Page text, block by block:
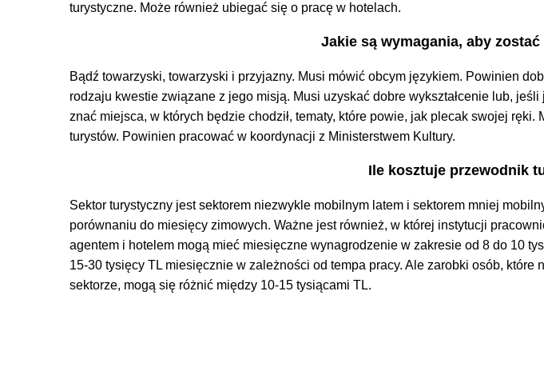
turystyczne. Może również ubiegać się o pracę w hotelach.
Jakie są wymagania, aby
Bądź towarzyski, towarzyski i przyjazny. Musi mówić obcym językiem. Powinien
rodzaju kwestie związane z jego misją. Musi uzyskać dobre wykształcenie lub,
znać miejsca, w których będzie chodził, tematy, które powie, jak plecak swojej
turystów. Powinien pracować w koordynacji z Ministerstwem Kultury.
Ile kosztuje przewodnik
Sektor turystyczny jest sektorem niezwykle mobilnym latem i sektorem mniej
porównaniu do miesięcy zimowych. Ważne jest również, w której instytucji
agentem i hotelem mogą mieć miesięczne wynagrodzenie w zakresie od 8 do 10
15-30 tysięcy TL miesięcznie w zależności od tempa pracy. Ale zarobki osób,
sektorze, mogą się różnić między 10-15 tysiącami TL.